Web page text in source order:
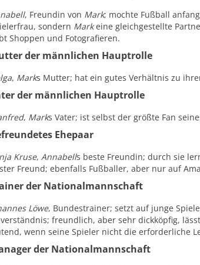
, Freundin von Mark; mochte Fußball
sondern Markeine gleichgestellte
Shoppen und Fotografieren.
der männlichen Hauptrolle
, Marks Mutter; hat ein gutes Verhältnis zu
der männlichen Hauptrolle
, Marks Vater; ist selbst der größte Fan
Ehepaar
Kruse, Annabells beste Freundin; durch sie
Freund; ebenfalls Fußballer, aber nur auf
der Nationalmannschaft
Löwe, Bundestrainer; setzt auf junge
freundlich, aber sehr dickköpfig,
wenn seine Spieler nicht die erforderliche
der Nationalmannschaft